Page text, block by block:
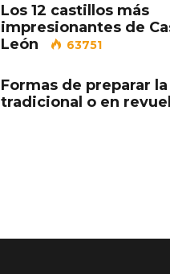
Los 12 castillos más
impresionantes de
León
63751
Formas de preparar
tradicional o en